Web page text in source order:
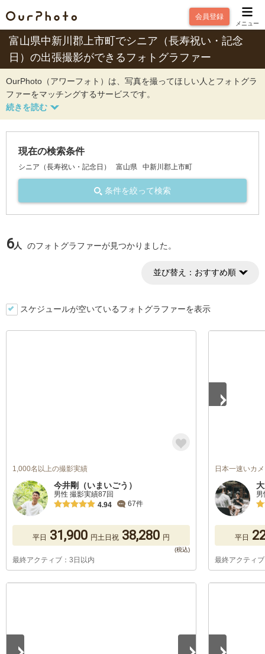
会員登録
メニュー
富山県中新川郡上市町でシニア（長寿祝い・記念
日）の出張撮影ができるフォトグラファー
OurPhoto（アワーフォト）は、写真を撮ってほしい人とフォトグラ
ファーをマッチングするサービスです。
現在の検索条件
シニア（長寿祝い・記念日） 富山県 中新川郡上市町
条件を絞って検索
6人 のフォトグラファーが見つかりました。
並び替え： おすすめ順
スケジュールが空いているフォトグラファーを表示
1,000名以上の撮影実績
今井剛（いまいごう）
男性 撮影実績87回
4.94
67件
平日 31,900 円土日祝 38,280 円
最終アクティブ：3日以内
日本一速いカ
平日
最終アクティ